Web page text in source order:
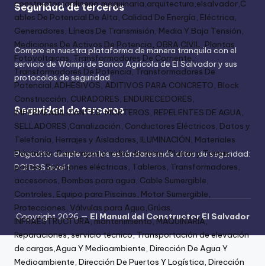
Seguridad de terceros
Compre en nuestra plataforma de manera tranquila con el
servicio de Wompi de Banco Agrícola de El Salvador y sus
protocolos de seguridad.
Seguridad de terceros
Pagadito cumple con los estándares más altos de seguridad:
PCI DSS nivel 1.
Copyright 2026 — El Manual del Constructor El Salvador